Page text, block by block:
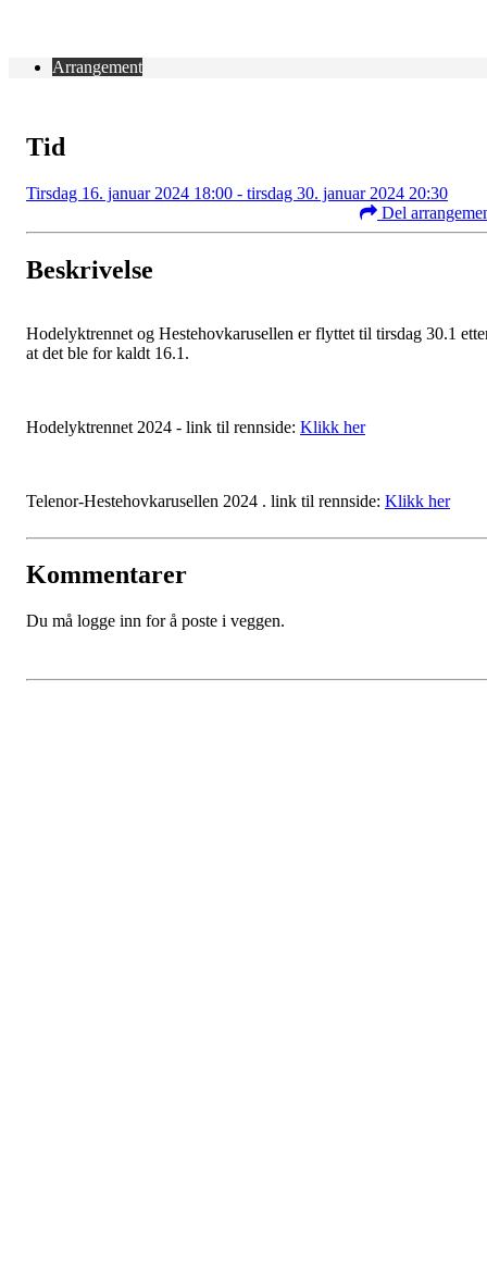
Arrangement
Tid
Tirsdag 16. januar 2024 18:00 - tirsdag 30. januar 2024 20:30
Del
Beskrivelse
Hodelyktrennet og Hestehovkarusellen er flyttet til tirsdag 30.1
at det ble for kaldt 16.1.
Hodelyktrennet 2024 - link til rennside: Klikk her
Telenor-Hestehovkarusellen 2024 . link til rennside: Klikk her
Kommentarer
Du må logge inn for å poste i veggen.